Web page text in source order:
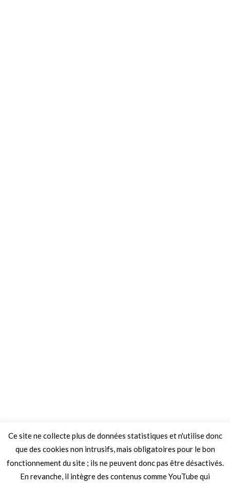
Ce site ne collecte plus de données statistiques et n'utilise donc
que des cookies non intrusifs, mais obligatoires pour le bon
fonctionnement du site ; ils ne peuvent donc pas être désactivés.
En revanche, il intègre des contenus comme YouTube qui